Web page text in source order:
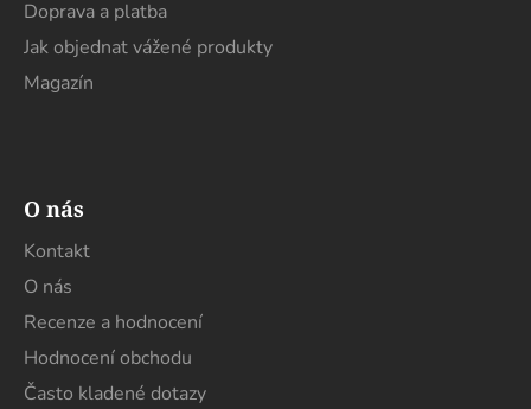
Doprava a platba
Jak objednat vážené produkty
Magazín
O nás
Kontakt
O nás
Recenze a hodnocení
Hodnocení obchodu
Často kladené dotazy